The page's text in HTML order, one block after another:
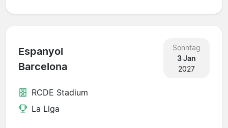
Espanyol
Barcelona
Sonntag
3 Jan
2027
RCDE Stadium
La Liga